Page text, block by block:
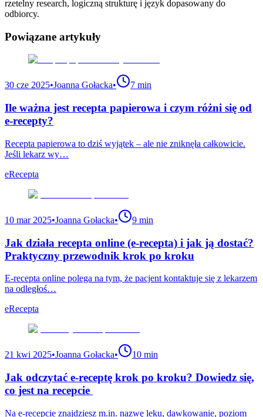
rzetelny research, logiczną strukturę i język dopasowany do
odbiorcy.
Powiązane artykuły
30 cze 2025•Joanna Gołacka• 7 min
Ile ważna jest recepta papierowa i czym różni się od
e-recepty?
Recepta papierowa to dziś wyjątek – ale nie zniknęła całkowicie.
Jeśli lekarz wy…
eRecepta
10 mar 2025•Joanna Gołacka• 9 min
Jak działa recepta online (e-recepta) i jak ją dostać?
Praktyczny przewodnik krok po kroku
E-recepta online polega na tym, że pacjent kontaktuje się z lekarzem
na odległoś…
eRecepta
21 kwi 2025•Joanna Gołacka• 10 min
Jak odczytać e-receptę krok po kroku? Dowiedz się,
co jest na recepcie
Na e-recepcie znajdziesz m.in. nazwę leku, dawkowanie, poziom